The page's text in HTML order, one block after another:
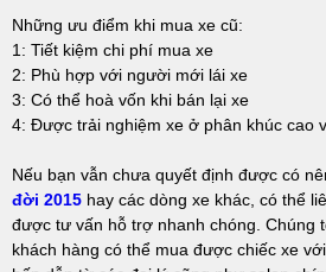
Những ưu điểm khi mua xe cũ:
1: Tiết kiệm chi phí mua xe
2: Phù hợp với người mới lái xe
3: Có thể hoà vốn khi bán lại xe
4: Được trải nghiệm xe ở phân khúc cao
Nếu bạn vẫn chưa quyết định được có
đời 2015 hay các dòng xe khác, có thể
được tư vấn hỗ trợ nhanh chóng. Chúng
khách hàng có thể mua được chiếc xe